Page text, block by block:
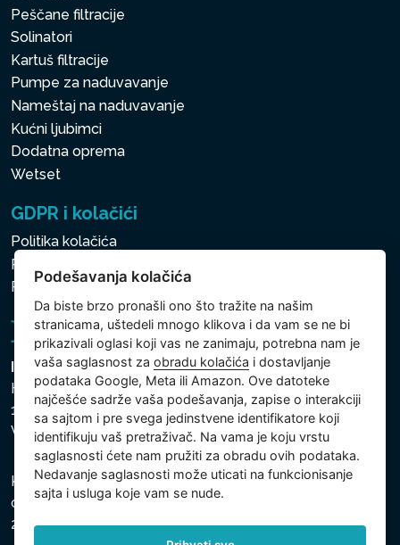
Peščane filtracije
Solinatori
Kartuš filtracije
Pumpe za naduvavanje
Nameštaj na naduvavanje
Kućni ljubimci
Dodatna oprema
Wetset
GDPR i kolačići
Politika kolačića
Politika zaštite ličnih i drugih obrađivanih podataka
Politika kolačića
Intex Trading, s.r.o.
Hradecká 2526/3
130 00 Praha 3
Vinohrady - Česká republika
Kompanija je registrovana u Opštinskom sudu u Pragu,
odeljak C, uložak 74759, Identifikacioni broj kompanije:
26150808, Poreski identifikacioni broj: CZ26150808.
Podešavanja kolačića
Da biste brzo pronašli ono što tražite na našim
stranicama, uštedeli mnogo klikova i da vam se ne bi
prikazivali oglasi koji vas ne zanimaju, potrebna nam je
vaša saglasnost zaobradu kolačića i dostavljanje
podataka Google, Meta ili Amazon. Ove datoteke
najčešće sadrže vaša podešavanja, zapise o interakciji
sa sajtom i pre svega jedinstvene identifikatore koji
identifikuju vaš pretraživač. Na vama je koju vrstu
saglasnosti ćete nam pružiti za obradu ovih podataka.
Nedavanje saglasnosti može uticati na funkcionisanje
sajta i usluga koje vam se nude.